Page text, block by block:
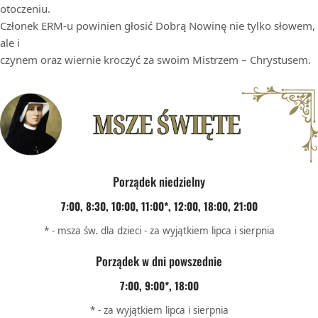
otoczeniu.
Członek ERM-u powinien głosić Dobrą Nowinę nie tylko słowem,
ale i
czynem oraz wiernie kroczyć za swoim Mistrzem – Chrystusem.
Porządek niedzielny
7:00, 8:30, 10:00, 11:00*, 12:00, 18:00, 21:00
* - msza św. dla dzieci - za wyjątkiem lipca i sierpnia
Porządek w dni powszednie
7:00, 9:00*, 18:00
* - za wyjątkiem lipca i sierpnia